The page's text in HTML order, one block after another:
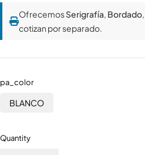
OfrecemosSerigrafía, Bordado,
cotizan por separado.
pa_color
BLANCO
Quantity